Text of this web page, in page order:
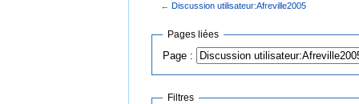
← Discussion utilisateur:Afreville2005
Pages liées
Page :
Filtres